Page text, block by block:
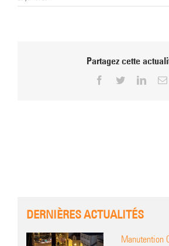
Partagez cette
Facebook
Twitter
DERNIÈRES ACTUALITÉS
Manutention